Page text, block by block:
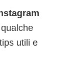
utili e